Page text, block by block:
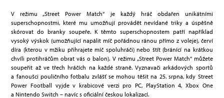
V režimu „Street Power Match“ je každý hráč obdařen unikátními
superschopnostmi, které mu umožňují provádět nevídané triky a úspěšně
skórovat do branky soupeře. K těmto superschopnostem patří například
vysoký výskok (umožňující napálit míč pořádnou ránou přímo z voleje), červí
díra (kterou v mžiku přihrajete míč spoluhráči) nebo štít (bránící na krátkou
chvíli protihráčům obrat vás o balon). V režimu „Street Power Match“ můžete
soupeřit až ve třech hráčích na každé straně. Vyznavači arkádových sportů
a fanoušci pouličního fotbalu zvlášť se mohou těšit na 25. srpna, kdy Street
Power Football vyjde v krabicové verzi pro PC, PlayStation 4, Xbox One
a Nintendo Switch – navíc s oficiální českou lokalizací.